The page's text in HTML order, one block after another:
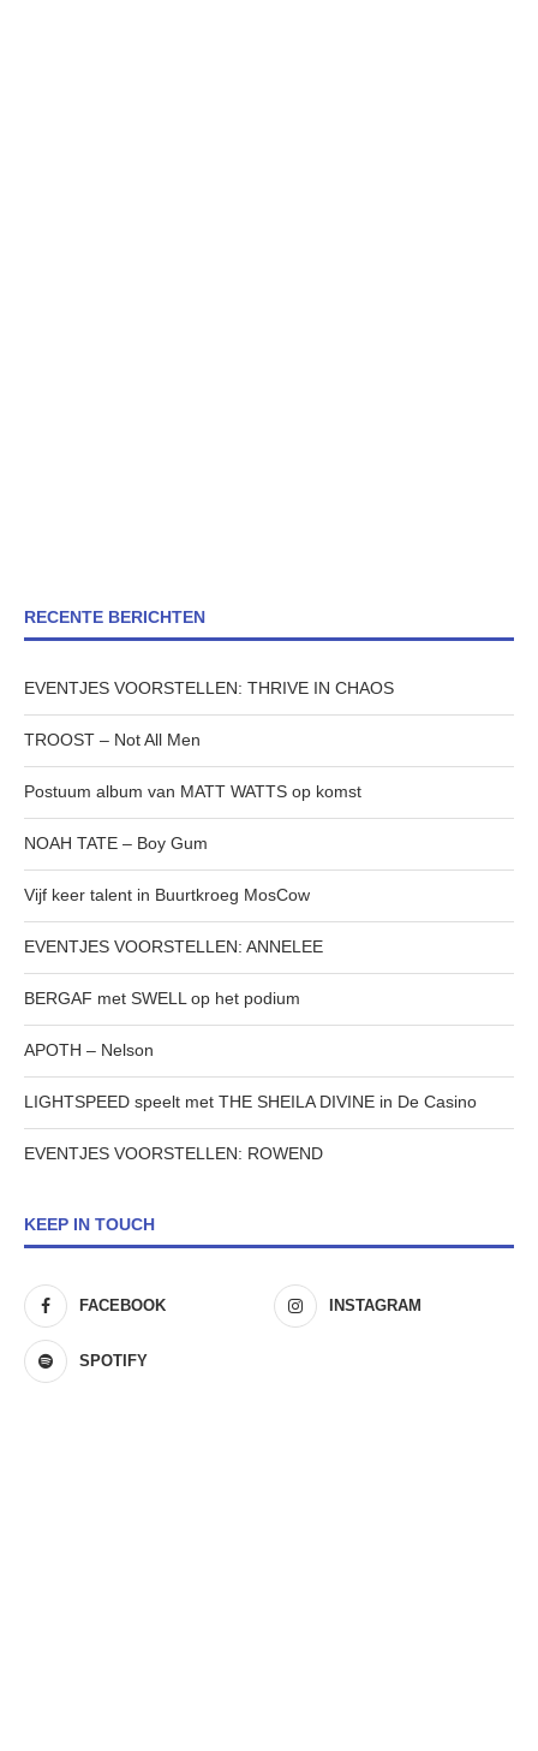
RECENTE BERICHTEN
EVENTJES VOORSTELLEN: THRIVE IN CHAOS
TROOST – Not All Men
Postuum album van MATT WATTS op komst
NOAH TATE – Boy Gum
Vijf keer talent in Buurtkroeg MosCow
EVENTJES VOORSTELLEN: ANNELEE
BERGAF met SWELL op het podium
APOTH – Nelson
LIGHTSPEED speelt met THE SHEILA DIVINE in De Casino
EVENTJES VOORSTELLEN: ROWEND
KEEP IN TOUCH
FACEBOOK INSTAGRAM
SPOTIFY